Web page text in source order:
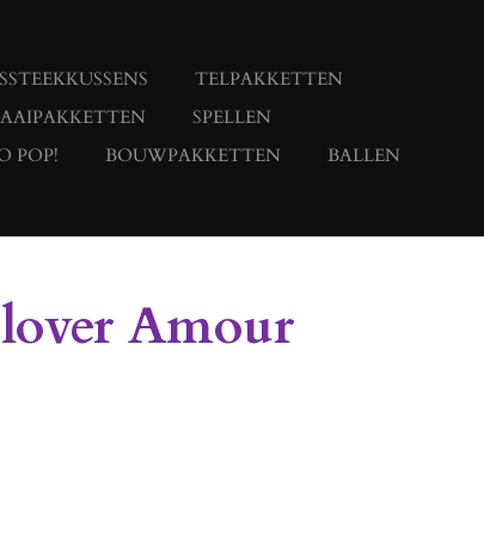
TELPAKKETTEN
SPELLEN
POP! BOUWPAKKETTEN BALLEN
Amour